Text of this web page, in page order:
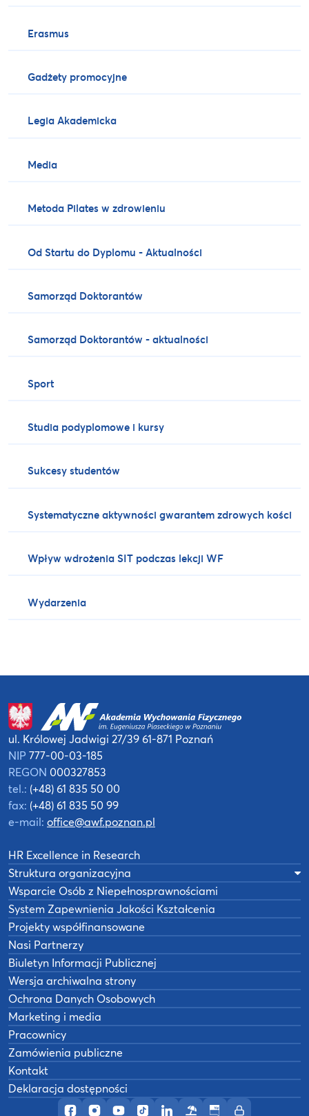
Erasmus
Gadżety promocyjne
Legia Akademicka
Media
Metoda Pilates w zdrowieniu
Od Startu do Dyplomu - Aktualności
Samorząd Doktorantów
Samorząd Doktorantów - aktualności
Sport
Studia podyplomowe i kursy
Sukcesy studentów
Systematyczne aktywności gwarantem zdrowych kości
Wpływ wdrożenia SIT podczas lekcji WF
Wydarzenia
ul. Królowej Jadwigi 27/3961-871 Poznań
NIP 777-00-03-185
REGON 000327853
tel.: (+48) 61 835 50 00
fax: (+48) 61 835 50 99
e-mail: office@awf.poznan.pl
HR Excellence in Research
Struktura organizacyjna
Wsparcie Osób z Niepełnosprawnościami
System Zapewnienia Jakości Kształcenia
Projekty współfinansowane
Nasi Partnerzy
Biuletyn Informacji Publicznej
Wersja archiwalna strony
Ochrona Danych Osobowych
Marketing i media
Pracownicy
Zamówienia publiczne
Kontakt
Deklaracja dostępności